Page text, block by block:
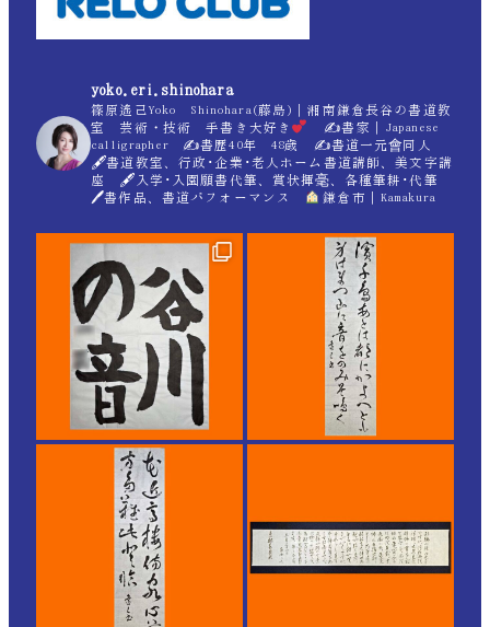
yoko.eri.shinohara
篠原遙己Yoko Shinohara(藤島)｜湘南鎌倉長谷の書道教
室 芸術・技術 手書き大好き
✍書家｜Japanese
calligrapher ✍書歴40年 48歳 ✍書道一元會同人
🖋書道教室、行政･企業･老人ホーム書道講師、美文字講
座 🖋入学･入園願書代筆、賞状揮毫、各種筆耕･代筆
🖊書作品、書道パフォーマンス
鎌倉市｜Kamakura